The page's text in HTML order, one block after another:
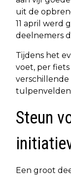
uit de
11 april werd
deelnemers
Tijdens het
voet, per
tulpenvelden
Steun
Een groot